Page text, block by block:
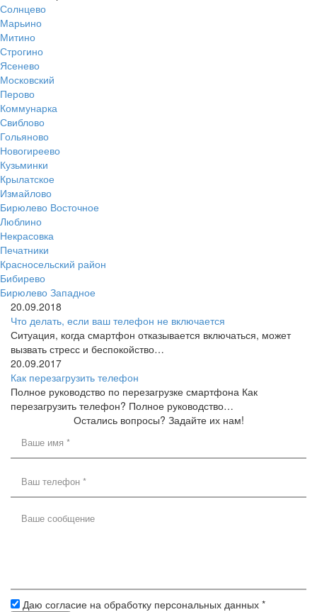
Солнцево
Марьино
Митино
Строгино
Ясенево
Московский
Перово
Коммунарка
Свиблово
Гольяново
Новогиреево
Кузьминки
Крылатское
Измайлово
Бирюлево Восточное
Люблино
Некрасовка
Печатники
Красносельский район
Бибирево
Бирюлево Западное
20.09.2018
Что делать, если ваш телефон не включается
Ситуация, когда смартфон отказывается включаться, может
вызвать стресс и беспокойство…
20.09.2017
Как перезагрузить телефон
Полное руководство по перезагрузке смартфона Как
перезагрузить телефон? Полное руководство…
Остались вопросы? Задайте их нам!
Даю согласие на обработку персональных данных *